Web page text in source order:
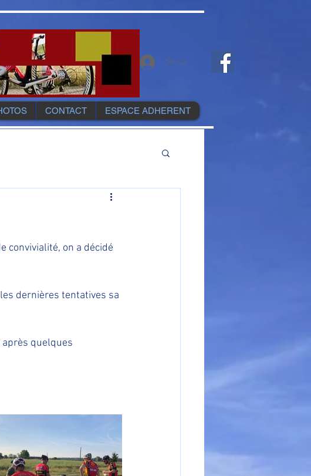
Se connecter
CONTACT ESPACE ADHERENT
convivialité, on a décidé
dernières tentatives sa
après quelques